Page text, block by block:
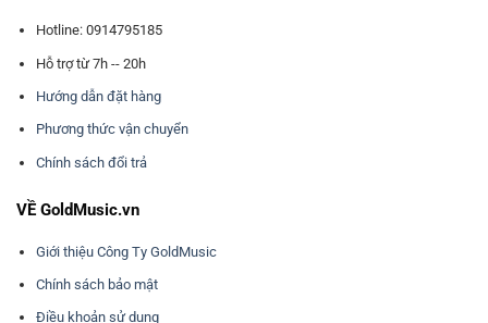
Hotline: 0914795185
Hỗ trợ từ 7h -- 20h
Hướng dẫn đặt hàng
Phương thức vận chuyển
Chính sách đổi trả
VỀ GoldMusic.vn
Giới thiệu Công Ty GoldMusic
Chính sách bảo mật
Điều khoản sử dụng